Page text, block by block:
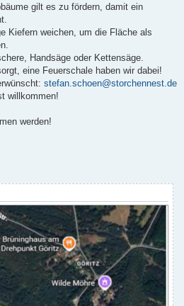
gilt es zu fördern, damit ein
Kiefern weichen, um die Fläche als
Handsäge oder Kettensäge.
eine Feuerschale haben wir dabei!
stefan.schoen@storchennest.de
willkommen!
werden!